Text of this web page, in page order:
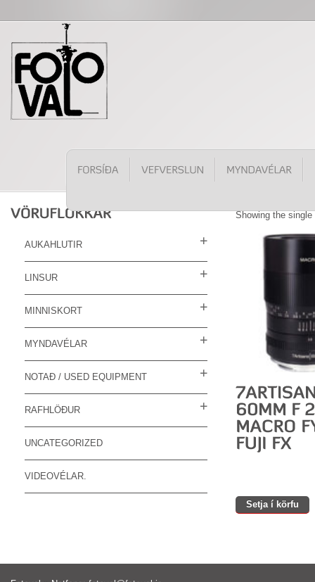
Showing the single
Setja í körfu
AUKAHLUTIR
LINSUR
MINNISKORT
MYNDAVÉLAR
NOTAÐ / USED EQUIPMENT
RAFHLÖÐUR
UNCATEGORIZED
VIDEOVÉLAR.